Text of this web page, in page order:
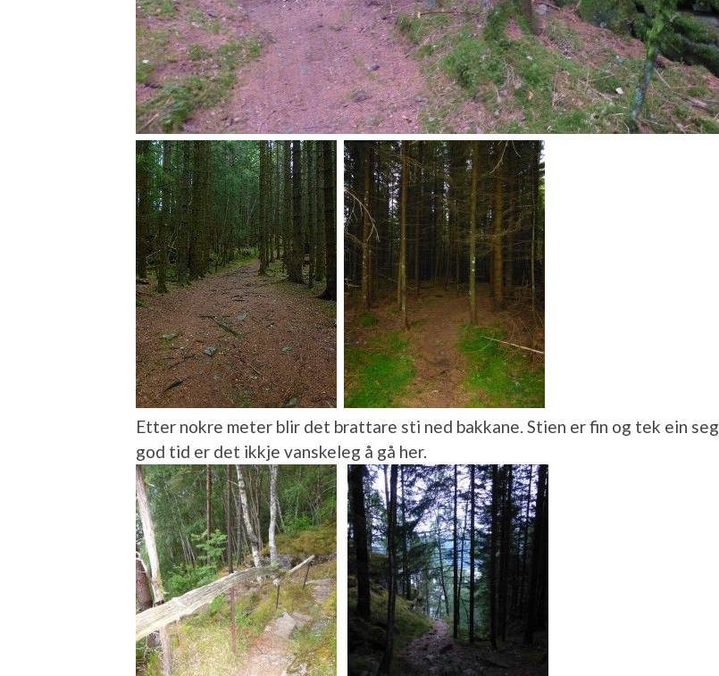
Etter nokre meter blir det brattare sti ned bakkane. Stien er fin og tek ein seg
god tid er det ikkje vanskeleg å gå her.